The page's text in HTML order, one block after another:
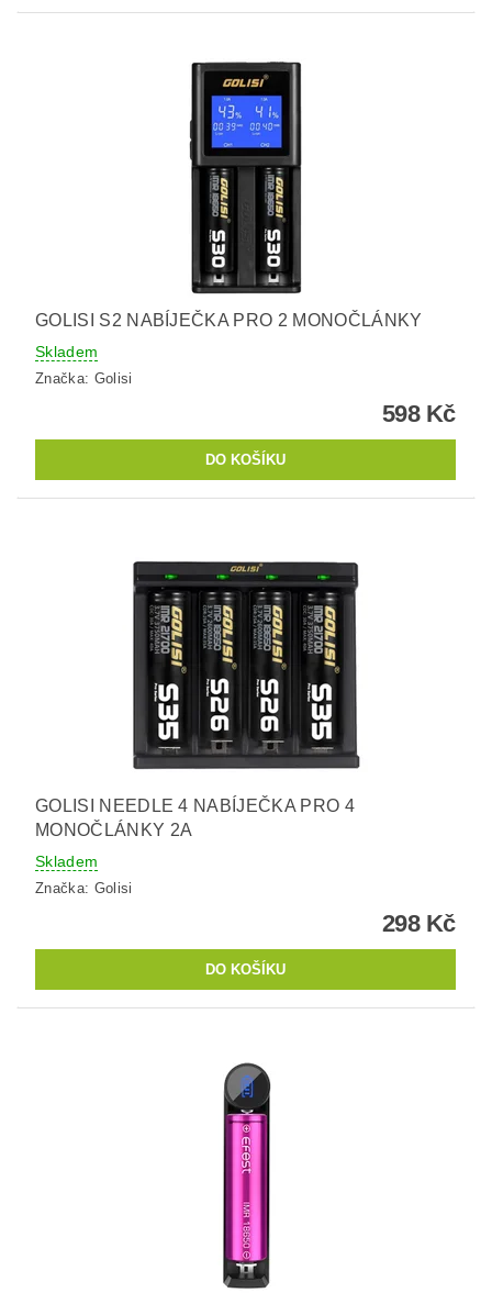
GOLISI S2 NABÍJEČKA PRO 2 MONOČLÁNKY
Skladem
Značka: Golisi
598 Kč
GOLISI NEEDLE 4 NABÍJEČKA PRO 4
MONOČLÁNKY 2A
Skladem
Značka: Golisi
298 Kč